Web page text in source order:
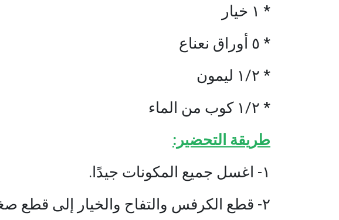
* ١ خيار
* ٥ أوراق نعناع
* ١/٢ ليمون
* ١/٢ كوب من الماء
طريقة التحضير:
١- اغسل جميع المكونات جيدًا.
٢- قطع الكرفس والتفاح والخيار إلى قطع صغيرة.